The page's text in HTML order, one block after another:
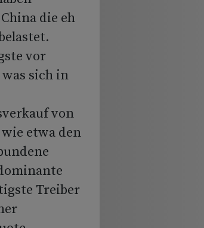
die eh
vor
sich in
von
etwa den
Treiber